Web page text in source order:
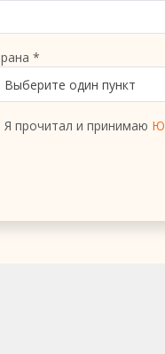
*
Выберите один пункт
Я прочитал и принимаю